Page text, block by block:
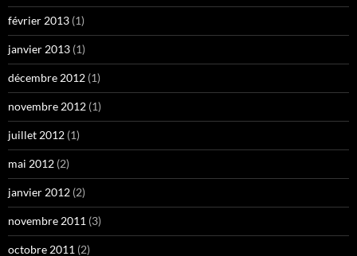
février 2013 (1)
janvier 2013 (1)
décembre 2012 (1)
novembre 2012 (1)
juillet 2012 (1)
mai 2012 (2)
janvier 2012 (2)
novembre 2011 (3)
octobre 2011 (2)